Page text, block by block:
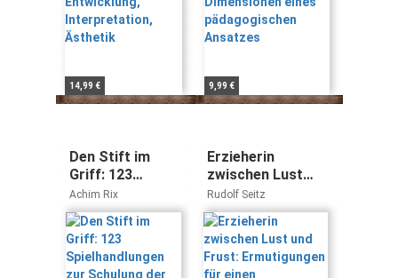
14,99 € 9,99 €
Den Stift im
Griff: 123
Spielhandlungen
zur Schulung
der
Grafomotorik
Achim Rix
Erzieherin
zwischen Lust
und Frust:
Ermutigungen für
einen
herausfordernden
Beruf
Rudolf Seitz